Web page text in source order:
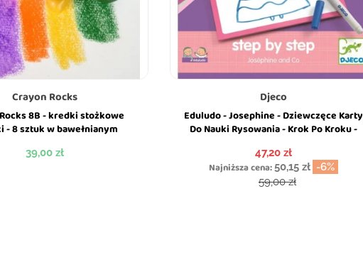
Crayon Rocks
8B - kredki stożkowe
- 8 sztuk w bawełnianym
Cena
39,00 zł
Djeco
Eduludo - Josephine - Dziewczęce Karty
Do Nauki Rysowania - Krok Po Kroku -
Cena
47,20 zł
Najniższa cena: 50,15 zł -6%
Cena podstawowa
59,00 zł